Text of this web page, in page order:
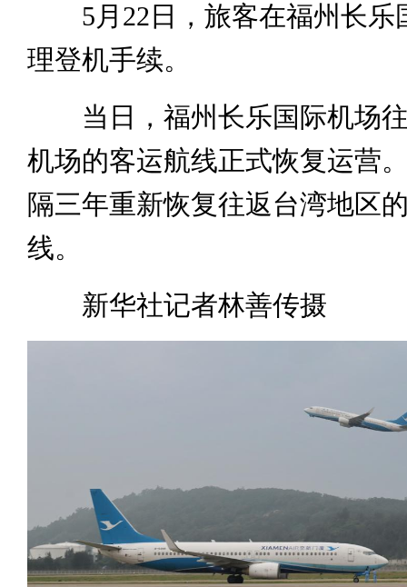
5月22日，旅客在福州长乐
理登机手续。
当日，福州长乐国际机场往
机场的客运航线正式恢复运营
隔三年重新恢复往返台湾地区
线。
新华社记者林善传摄